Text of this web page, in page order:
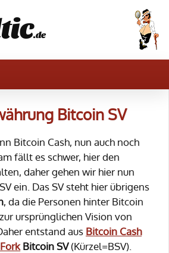
.de
Bitcoin SV
Bitcoin Cash, nun auch noch
fällt es schwer, hier den
daher gehen wir hier nun
ein. Das SV steht hier übrigens
, da die Personen hinter Bitcoin
ursprünglichen Vision von
entstand aus Bitcoin Cash
Bitcoin SV(Kürzel=BSV).